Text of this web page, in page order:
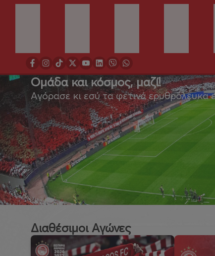
Ομάδα και κόσμος, μαζί!
Αγόρασε κι εσύ τα φετινά ερυθρόλευκα
Διαθέσιμοι Αγώνες